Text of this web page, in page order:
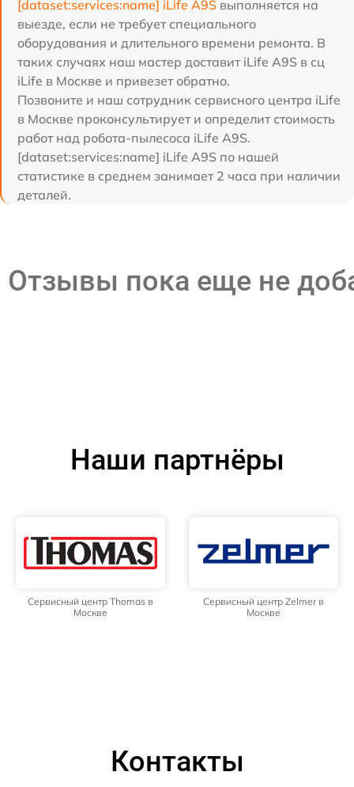
[dataset:services:name] iLife A9S выполняется на
выезде, если не требует специального
оборудования и длительного времени ремонта. В
таких случаях наш мастер доставит iLife A9S в сц
iLife в Москве и привезет обратно.
Позвоните и наш сотрудник сервисного центра iLife
в Москве проконсультирует и определит стоимость
работ над робота-пылесоса iLife A9S.
[dataset:services:name] iLife A9S по нашей
статистике в среднем занимает 2 часа при наличии
деталей.
Отзывы пока еще не
Наши партнёры
Сервисный центр Thomas в
Москве
Сервисный центр Zelmer в
Москве
Контакты